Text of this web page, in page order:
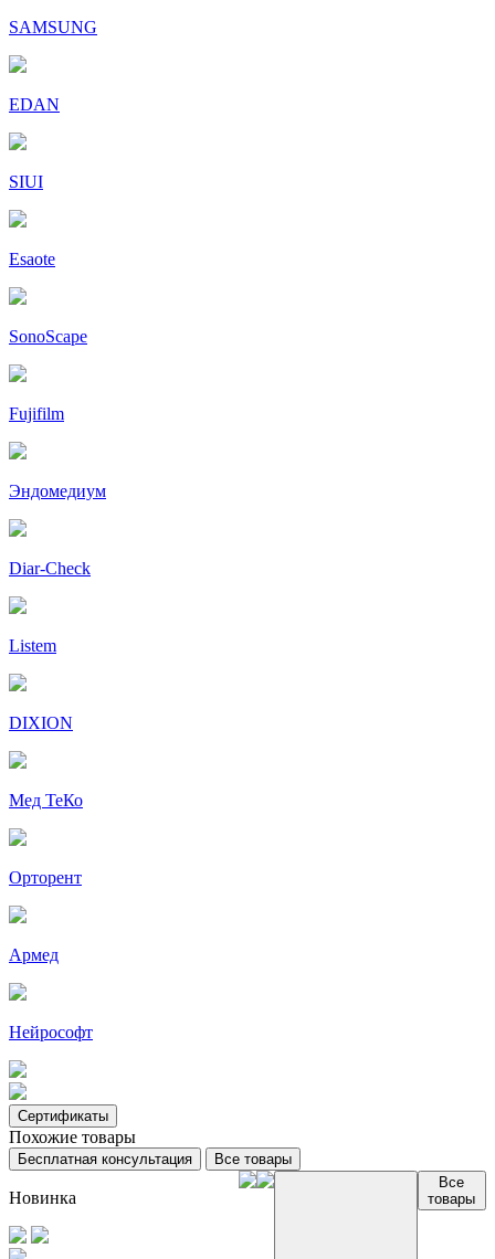
SAMSUNG
EDAN
SIUI
Esaote
SonoScape
Fujifilm
Эндомедиум
Diar-Cheсk
Listem
DIXION
Мед ТеКо
Орторент
Армед
Нейрософт
Сертификаты
Похожие товары
Бесплатная консультация Все товары
Новинка
Все
товары